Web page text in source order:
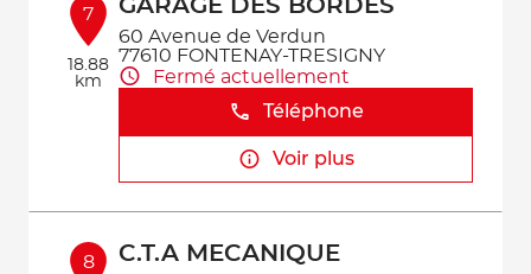
7
18.88
km
GARAGE DES BORDES
60 Avenue de Verdun
77610 FONTENAY-TRESIGNY
Fermé actuellement
Téléphone
Voir plus
8 C.T.A MECANIQUE